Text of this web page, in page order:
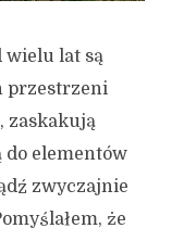
wielu lat są
przestrzeni
zaskakują
elementów
zwyczajnie
że